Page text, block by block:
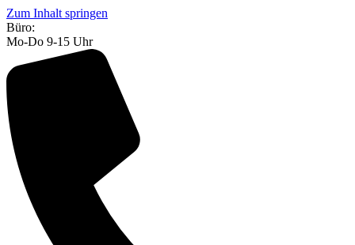
Zum Inhalt springen
Büro:
Mo-Do 9-15 Uhr